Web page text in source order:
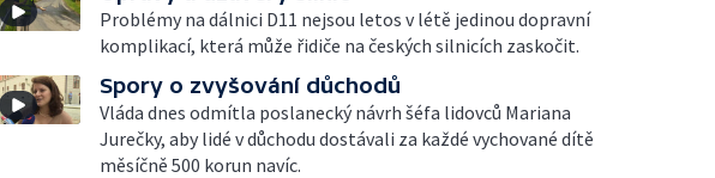
Problémy na dálnici D11 nejsou letos v létě jedinou dopravní
komplikací, která může řidiče na českých silnicích zaskočit.
Spory o zvyšování důchodů
Vláda dnes odmítla poslanecký návrh šéfa lidovců Mariana
Jurečky, aby lidé v důchodu dostávali za každé vychované dítě
měsíčně 500 korun navíc.